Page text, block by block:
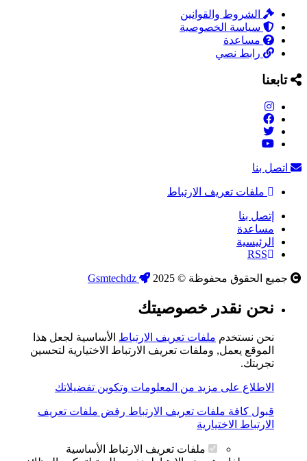
الشروط والقوانين
سياسة الخصوصية
مساعدة
رابط نصي
تابعنا
اتصل بنا
ملفات تعريف الارتباط
إتصل بنا
مساعدة
الرئيسية
RSS
جميع الحقوق محفوظة © 2025
نحن نقدر خصوصيتك
نحن نستخدم ملفات تعريف الارتباط الأساسية لجعل هذا
الموقع يعمل, وملفات تعريف الارتباط الاختيارية لتحسين
تجربتك.
الاطلاع على مزيد من المعلومات وتكوين تفضيلاتك
قبول كافة ملفات تعريف الارتباط رفض ملفات تعريف
الارتباط الاختيارية
ملفات تعريف الارتباط الأساسية